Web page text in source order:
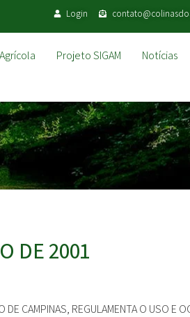
Login
Projeto SIGAM Notícias
DE 2001
DE CAMPINAS, REGULAMENTA O USO E